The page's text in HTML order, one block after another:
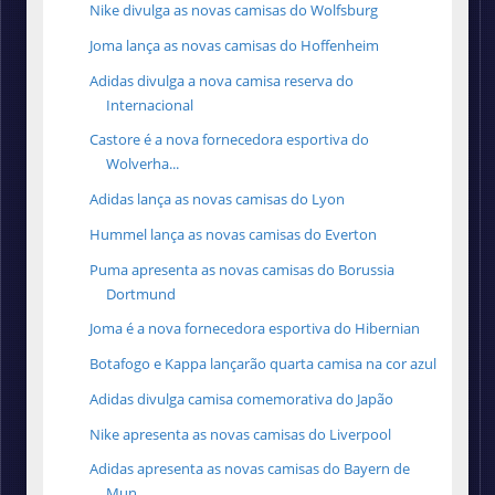
Nike divulga as novas camisas do Wolfsburg
Joma lança as novas camisas do Hoffenheim
Adidas divulga a nova camisa reserva do
Internacional
Castore é a nova fornecedora esportiva do
Wolverha...
Adidas lança as novas camisas do Lyon
Hummel lança as novas camisas do Everton
Puma apresenta as novas camisas do Borussia
Dortmund
Joma é a nova fornecedora esportiva do Hibernian
Botafogo e Kappa lançarão quarta camisa na cor azul
Adidas divulga camisa comemorativa do Japão
Nike apresenta as novas camisas do Liverpool
Adidas apresenta as novas camisas do Bayern de